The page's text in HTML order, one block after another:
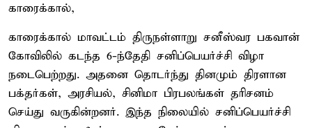
காரைக்கால்,
காரைக்கால் மாவட்டம் திருநள்ளாறு சனீஸ்வர பகவான்
கோவிலில் கடந்த 6-ந்தேதி சனிப்பெயர்ச்சி விழா
நடைபெற்றது. அதனை தொடர்ந்து தினமும் திரளான
பக்தர்கள், அரசியல், சினிமா பிரபலங்கள் தரிசனம்
செய்து வருகின்றனர். இந்த நிலையில் சனிப்பெயர்ச்சி